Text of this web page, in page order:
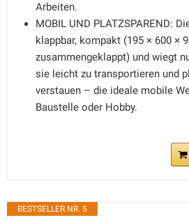
Arbeiten.
MOBIL UND PLATZSPAREND:
klappbar, kompakt (195 × 600 ×
zusammengeklappt) und wiegt
sie leicht zu transportieren und
verstauen – die ideale mobile
Baustelle oder Hobby.
BESTSELLER NR. 5